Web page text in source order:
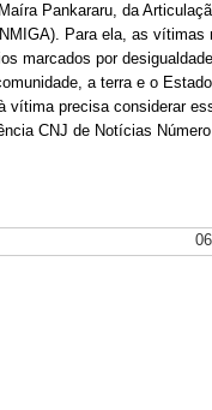
Pankararu, da
Para ela, as vítimas
marcados por
a terra e o
precisa considerar
CNJ de Notícias